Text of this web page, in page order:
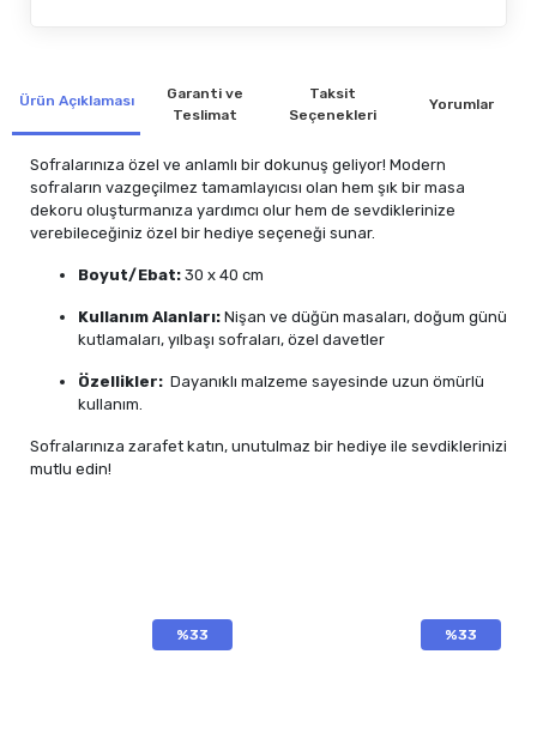
Ürün Açıklaması
Garanti ve
Teslimat
Taksit
Seçenekleri
Yorumlar
Sofralarınıza özel ve anlamlı bir dokunuş geliyor! Modern
sofraların vazgeçilmez tamamlayıcısı olan hem şık bir masa
dekoru oluşturmanıza yardımcı olur hem de sevdiklerinize
verebileceğiniz özel bir hediye seçeneği sunar.
Boyut/Ebat: 30 x 40 cm
Kullanım Alanları: Nişan ve düğün masaları, doğum günü
kutlamaları, yılbaşı sofraları, özel davetler
Özellikler: Dayanıklı malzeme sayesinde uzun ömürlü
kullanım.
Sofralarınıza zarafet katın, unutulmaz bir hediye ile sevdiklerinizi
mutlu edin!
%33 %33